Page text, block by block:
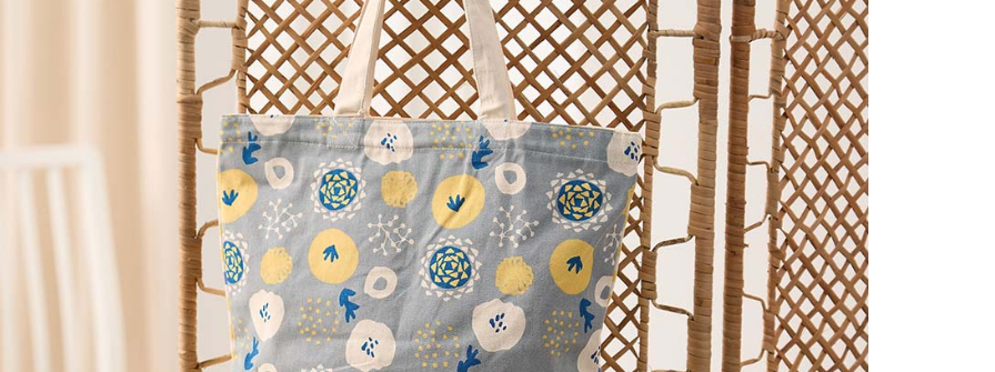
【注意事項】
１．透過由恩沛科技股份有限公司提供之「AFTEE先享後付」服務完成之
交易，需依本服務之必要範圍內提供個人資料，並將交易相關給付款項請
求債權轉讓予恩沛科技股份有限公司。
２．關於個人資料處理事宜，請瀏覽以下網址：
https://aftee.tw/terms/#terms3
３．未成年的使用者請事先徵得法定代理人或監護人之同意方可使用
「AFTEE先享後付」，若未經同意申辦者引起之損失，本公司不負相關責
任。
４．使用「AFTEE先享後付」時，將依據個別帳號之用戶狀況，依本公司
即時審查核予不同之上限額度；若仍有額度不足之情形，本公司將視審查
結果請求用戶進行身份認證。
５．嚴禁一人註冊多個帳號或使用他人資訊註冊。若發現惡意使用之情
形，恩沛科技股份有限公司將有權停止該用戶之使用額度並採取法律行
動。
黑貓宅急便(包裹尺寸60cm以下)
每筆NT$100，滿NT$2,000(含以上)免運費
黑貓宅急便(包裹尺寸90cm以下)
每筆NT$140，滿NT$2,000(含以上)免運費